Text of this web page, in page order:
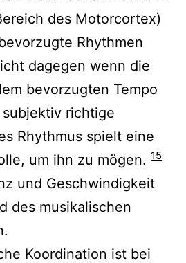
des Motorcortex)
Rhythmen
dagegen wenn die
bevorzugten Tempo
richtige
Rhythmus spielt eine
um ihn zu mögen. 15
und Geschwindigkeit
des musikalischen
Koordination ist bei